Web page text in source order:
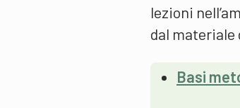
lezioni
dal
Basi